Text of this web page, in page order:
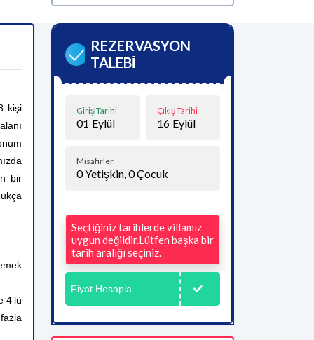
kişi
bir
4’lü
REZERVASYON
TALEBİ
Giriş Tarihi
01 Eylül
Çıkış Tarihi
16 Eylül
Misafirler
0Yetişkin,0Çocuk
Seçtiğiniz tarihlerde villamız
uygun değildir.Lütfen başka bir
tarih aralığı seçiniz.
Fiyat Hesapla